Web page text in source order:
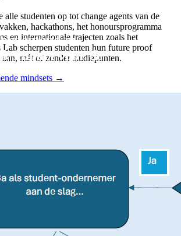
in
impact voor de
studenten op tot change agents van de
hackathons, het honoursprogramma
en internationale trajecten zoals het
scherpen studenten hun future proof
mét of zonder studiepunten.
mindsets →